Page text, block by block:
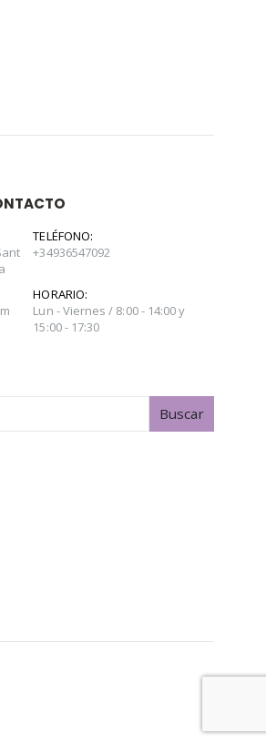
TELÉFONO:
+34936547092
HORARIO:
Lun - Viernes / 8:00 - 14:00 y
15:00 - 17:30
Buscar